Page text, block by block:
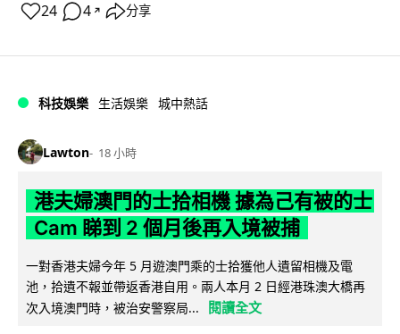
24 4 ↗ 分享
科技娛樂 生活娛樂 城中熱話
Lawton 18 小時
港夫婦澳門的士拾相機 據為己有被的士
Cam 睇到 2 個月後再入境被捕
一對香港夫婦今年 5 月遊澳門乘的士拾獲他人遺留相機及電
池，拾遺不報並帶返香港自用。兩人本月 2 日經港珠澳大橋再
次入境澳門時，被治安警察局...
閱讀全文